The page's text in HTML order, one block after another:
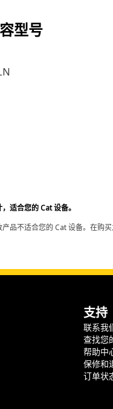
型号
适合您的 Cat 设备。
品不适合您的 Cat 设备。在购
支持
联系我
查找您
帮助中
保修和
订单状